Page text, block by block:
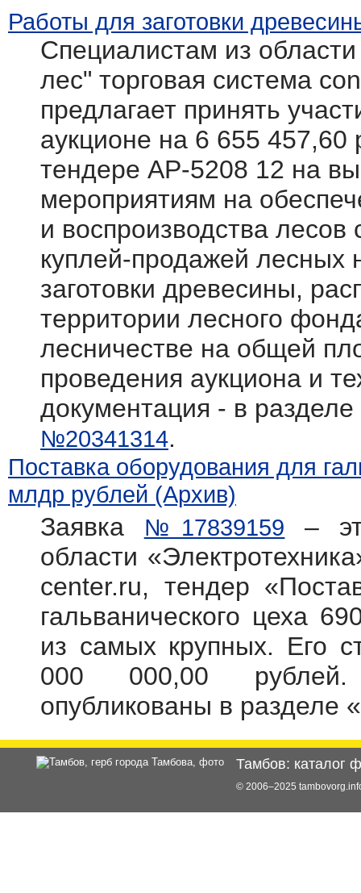
Работы для заготовки
Специалистам из
лес" торговая система
предлагает принять
аукционе на 6 655 457,60
тендере АР-5208 12 на
мероприятиям на
и воспроизводства
куплей-продажей лесных
заготовки древесины,
территории лесного
лесничестве на общей
проведения аукциона и
документация - в
№20341314.
Поставка оборудования для
млдр рублей (Архив)
Заявка №17839159 –
области
center.ru, тендер
гальванического цеха
из самых крупных. Его
000 000,00 рублей.
опубликованы в разделе
Тамбов: каталог
© 2006–2025